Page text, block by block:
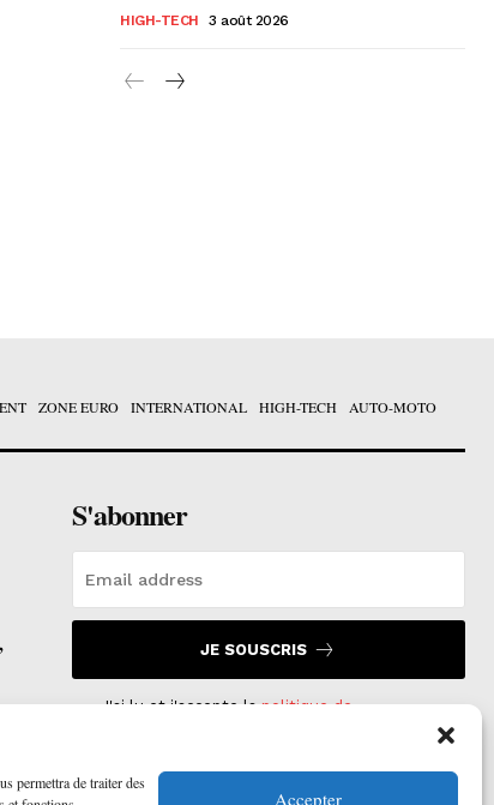
permettra de traiter des
Accepter
HIGH-TECH 3 août 2026
ZONE EURO INTERNATIONAL HIGH-TECH AUTO-MOTO
S'abonner
JE SOUSCRIS
J'ai lu et j'accepte lapolitique de